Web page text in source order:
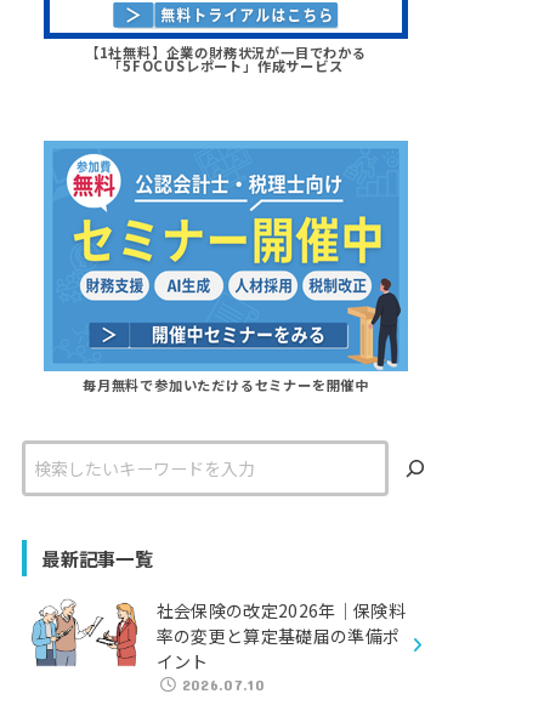
【1社無料】企業の財務状況が一目でわかる
「5FOCUSレポート」作成サービス
毎月無料で参加いただけるセミナーを開催中
検
索
最新記事一覧
社会保険の改定2026年｜保険料
率の変更と算定基礎届の準備ポ
イント
2026.07.10